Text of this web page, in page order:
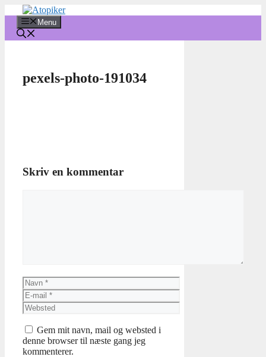
indhold
Menu
pexels-photo-191034
Skriv en kommentar
Navn
E-
mail
Websted
Gem mit navn, mail og websted i
denne browser til næste gang jeg
kommenterer.